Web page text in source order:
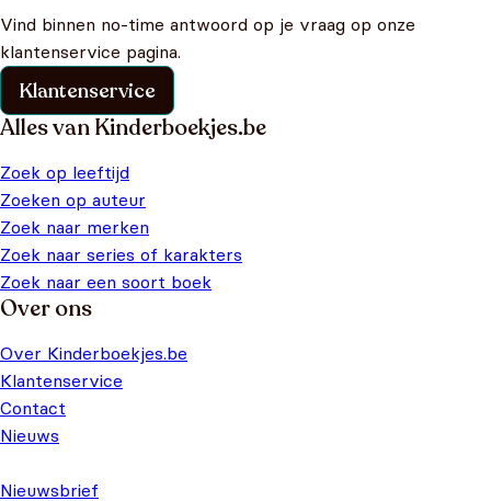
Vind binnen no-time antwoord op je vraag op onze
klantenservice pagina.
Klantenservice
Alles van Kinderboekjes.be
Zoek op leeftijd
Zoeken op auteur
Zoek naar merken
Zoek naar series of karakters
Zoek naar een soort boek
Over ons
Over Kinderboekjes.be
Klantenservice
Contact
Nieuws
Nieuwsbrief